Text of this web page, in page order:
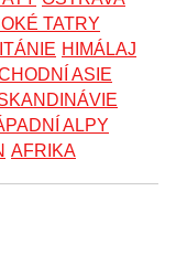
TATRY
HIMÁLAJ
ASIE
ALPY
AFRIKA